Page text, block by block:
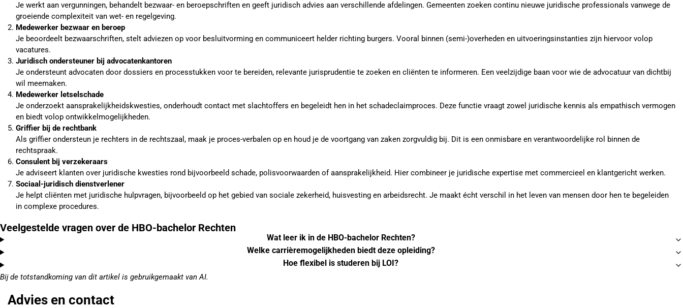
Je werkt aan vergunningen, behandelt bezwaar- en beroepschriften en geeft juridisch advies aan verschillende afdelingen. Gemeenten zoeken continu nieuwe juridische professionals vanwege de
groeiende complexiteit van wet- en regelgeving.
Medewerker bezwaar en beroep
Je beoordeelt bezwaarschriften, stelt adviezen op voor besluitvorming en communiceert helder richting burgers. Vooral binnen (semi-)overheden en uitvoeringsinstanties zijn hiervoor volop
vacatures.
Juridisch ondersteuner bij advocatenkantoren
Je ondersteunt advocaten door dossiers en processtukken voor te bereiden, relevante jurisprudentie te zoeken en cliënten te informeren. Een veelzijdige baan voor wie de advocatuur van dichtbij
wil meemaken.
Medewerker letselschade
Je onderzoekt aansprakelijkheidskwesties, onderhoudt contact met slachtoffers en begeleidt hen in het schadeclaimproces. Deze functie vraagt zowel juridische kennis als empathisch vermogen
en biedt volop ontwikkelmogelijkheden.
Griffier bij de rechtbank
Als griffier ondersteun je rechters in de rechtszaal, maak je proces-verbalen op en houd je de voortgang van zaken zorgvuldig bij. Dit is een onmisbare en verantwoordelijke rol binnen de
rechtspraak.
Consulent bij verzekeraars
Je adviseert klanten over juridische kwesties rond bijvoorbeeld schade, polisvoorwaarden of aansprakelijkheid. Hier combineer je juridische expertise met commercieel en klantgericht werken.
Sociaal-juridisch dienstverlener
Je helpt cliënten met juridische hulpvragen, bijvoorbeeld op het gebied van sociale zekerheid, huisvesting en arbeidsrecht. Je maakt écht verschil in het leven van mensen door hen te begeleiden
in complexe procedures.
Veelgestelde vragen over de HBO-bachelor Rechten
Wat leer ik in de HBO-bachelor Rechten?
Welke carrièremogelijkheden biedt deze opleiding?
Hoe flexibel is studeren bij LOI?
Bij de totstandkoming van dit artikel is gebruikgemaakt van AI.
Advies en contact